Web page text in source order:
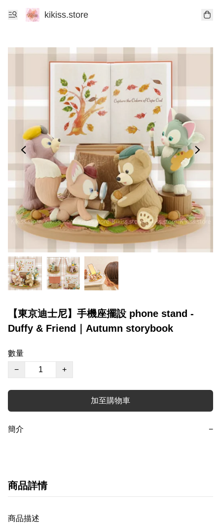
kikiss.store
【東京迪士尼】手機座擺設 phone stand -
Duffy & Friend｜Autumn storybook
數量
−
+
加至購物車
簡介 −
商品詳情
商品描述